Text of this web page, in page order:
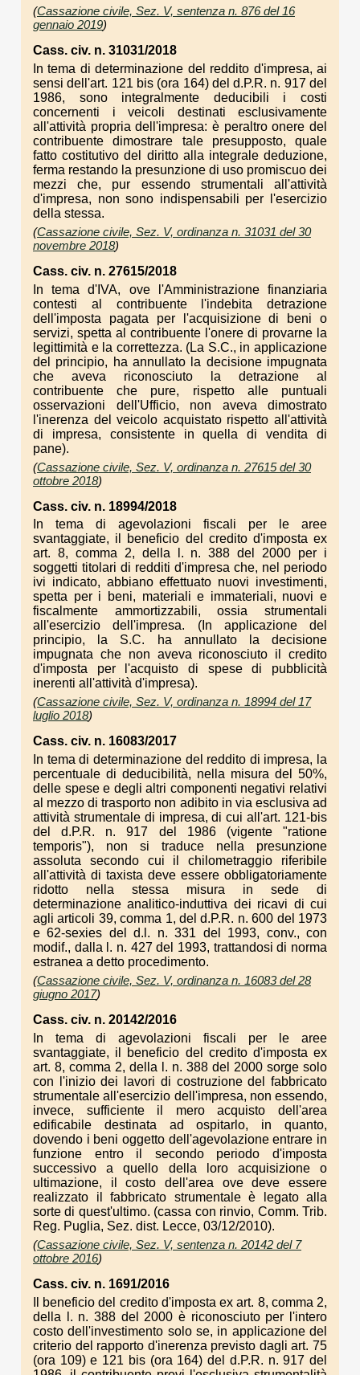
(Cassazione civile, Sez. V, sentenza n. 876 del 16
gennaio 2019)
Cass. civ. n. 31031/2018
In tema di determinazione del reddito d'impresa, ai
sensi dell'art. 121 bis (ora 164) del d.P.R. n. 917 del
1986, sono integralmente deducibili i costi
concernenti i veicoli destinati esclusivamente
all'attività propria dell'impresa: è peraltro onere del
contribuente dimostrare tale presupposto, quale
fatto costitutivo del diritto alla integrale deduzione,
ferma restando la presunzione di uso promiscuo dei
mezzi che, pur essendo strumentali all'attività
d'impresa, non sono indispensabili per l'esercizio
della stessa.
(Cassazione civile, Sez. V, ordinanza n. 31031 del 30
novembre 2018)
Cass. civ. n. 27615/2018
In tema d'IVA, ove l'Amministrazione finanziaria
contesti al contribuente l'indebita detrazione
dell'imposta pagata per l'acquisizione di beni o
servizi, spetta al contribuente l'onere di provarne la
legittimità e la correttezza. (La S.C., in applicazione
del principio, ha annullato la decisione impugnata
che aveva riconosciuto la detrazione al
contribuente che pure, rispetto alle puntuali
osservazioni dell'Ufficio, non aveva dimostrato
l'inerenza del veicolo acquistato rispetto all'attività
di impresa, consistente in quella di vendita di
pane).
(Cassazione civile, Sez. V, ordinanza n. 27615 del 30
ottobre 2018)
Cass. civ. n. 18994/2018
In tema di agevolazioni fiscali per le aree
svantaggiate, il beneficio del credito d'imposta ex
art. 8, comma 2, della l. n. 388 del 2000 per i
soggetti titolari di redditi d'impresa che, nel periodo
ivi indicato, abbiano effettuato nuovi investimenti,
spetta per i beni, materiali e immateriali, nuovi e
fiscalmente ammortizzabili, ossia strumentali
all'esercizio dell'impresa. (In applicazione del
principio, la S.C. ha annullato la decisione
impugnata che non aveva riconosciuto il credito
d'imposta per l'acquisto di spese di pubblicità
inerenti all'attività d'impresa).
(Cassazione civile, Sez. V, ordinanza n. 18994 del 17
luglio 2018)
Cass. civ. n. 16083/2017
In tema di determinazione del reddito di impresa, la
percentuale di deducibilità, nella misura del 50%,
delle spese e degli altri componenti negativi relativi
al mezzo di trasporto non adibito in via esclusiva ad
attività strumentale di impresa, di cui all'art. 121-bis
del d.P.R. n. 917 del 1986 (vigente "ratione
temporis"), non si traduce nella presunzione
assoluta secondo cui il chilometraggio riferibile
all'attività di taxista deve essere obbligatoriamente
ridotto nella stessa misura in sede di
determinazione analitico-induttiva dei ricavi di cui
agli articoli 39, comma 1, del d.P.R. n. 600 del 1973
e 62-sexies del d.l. n. 331 del 1993, conv., con
modif., dalla l. n. 427 del 1993, trattandosi di norma
estranea a detto procedimento.
(Cassazione civile, Sez. V, ordinanza n. 16083 del 28
giugno 2017)
Cass. civ. n. 20142/2016
In tema di agevolazioni fiscali per le aree
svantaggiate, il beneficio del credito d'imposta ex
art. 8, comma 2, della l. n. 388 del 2000 sorge solo
con l'inizio dei lavori di costruzione del fabbricato
strumentale all'esercizio dell'impresa, non essendo,
invece, sufficiente il mero acquisto dell'area
edificabile destinata ad ospitarlo, in quanto,
dovendo i beni oggetto dell'agevolazione entrare in
funzione entro il secondo periodo d'imposta
successivo a quello della loro acquisizione o
ultimazione, il costo dell'area ove deve essere
realizzato il fabbricato strumentale è legato alla
sorte di quest'ultimo. (cassa con rinvio, Comm. Trib.
Reg. Puglia, Sez. dist. Lecce, 03/12/2010).
(Cassazione civile, Sez. V, sentenza n. 20142 del 7
ottobre 2016)
Cass. civ. n. 1691/2016
Il beneficio del credito d'imposta ex art. 8, comma 2,
della l. n. 388 del 2000 è riconosciuto per l'intero
costo dell'investimento solo se, in applicazione del
criterio del rapporto d'inerenza previsto dagli art. 75
(ora 109) e 121 bis (ora 164) del d.P.R. n. 917 del